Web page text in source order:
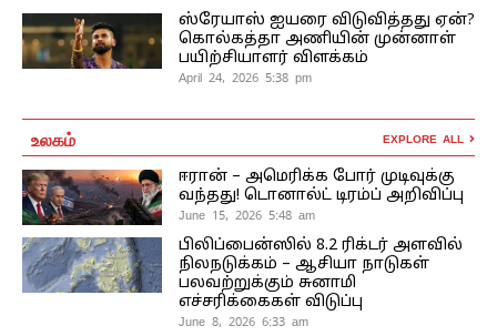
ஸ்ரேயாஸ் ஐயரை விடுவித்தது ஏன்?
கொல்கத்தா அணியின் முன்னாள்
பயிற்சியாளர் விளக்கம்
April 24, 2026 5:38 pm
உலகம் EXPLORE ALL
ஈரான் – அமெரிக்க போர் முடிவுக்கு
வந்தது! டொனால்ட் டிரம்ப் அறிவிப்பு
June 15, 2026 5:48 am
பிலிப்பைன்ஸில் 8.2 ரிக்டர் அளவில்
நிலநடுக்கம் – ஆசியா நாடுகள்
பலவற்றுக்கும் சுனாமி
எச்சரிக்கைகள் விடுப்பு
June 8, 2026 6:33 am